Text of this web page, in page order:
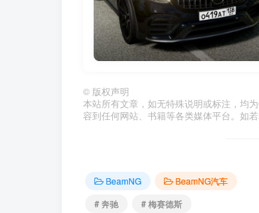
© 版权声明
本站所有文章，如无特殊说明或标注，均
容到任何网站、书籍等各类媒体平台。如
BeamNG
BeamNG汽车
# 奔驰
# 梅赛德斯